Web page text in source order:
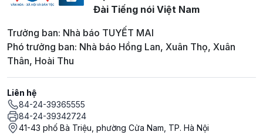
Đài Tiếng nói Việt Nam
Trưởng ban: Nhà báo TUYẾT MAI
Phó trưởng ban: Nhà báo Hồng Lan, Xuân Thọ, Xuân
Thân, Hoài Thu
Liên hệ
84-24-39365555
84-24-39342724
41-43 phố Bà Triệu, phường Cửa Nam, TP. Hà Nội